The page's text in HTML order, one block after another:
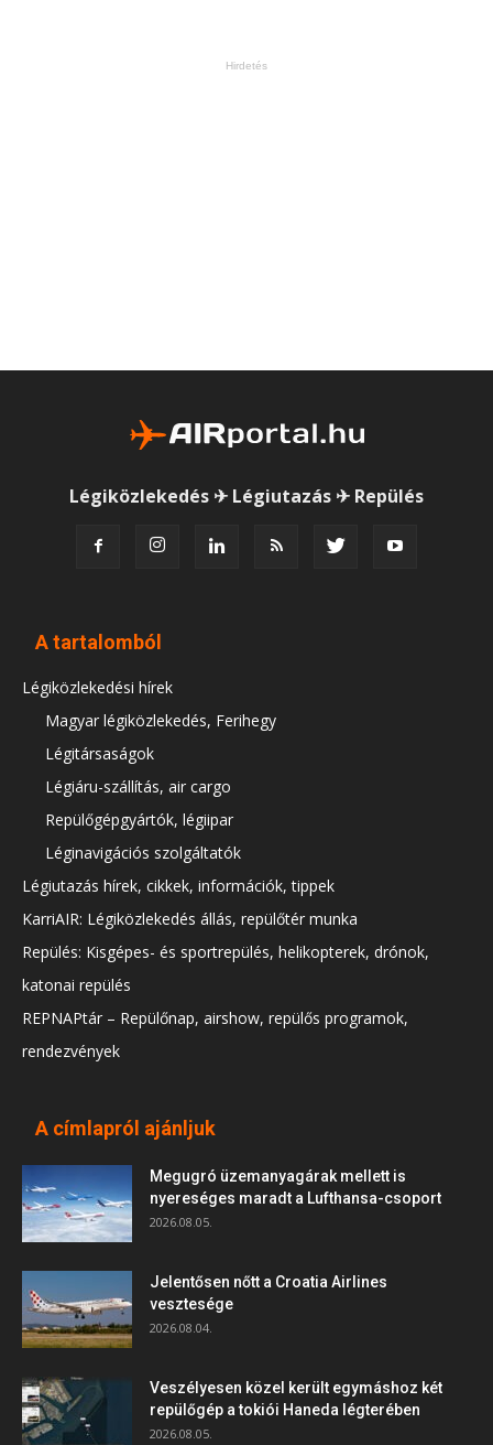
Hirdetés
Légiközlekedés ✈ Légiutazás ✈ Repülés
A tartalomból
Légiközlekedési hírek
Magyar légiközlekedés, Ferihegy
Légitársaságok
Légiáru-szállítás, air cargo
Repülőgépgyártók, légiipar
Léginavigációs szolgáltatók
Légiutazás hírek, cikkek, információk, tippek
KarriAIR: Légiközlekedés állás, repülőtér munka
Repülés: Kisgépes- és sportrepülés, helikopterek, drónok,
katonai repülés
REPNAPtár – Repülőnap, airshow, repülős programok,
rendezvények
A címlapról ajánljuk
Megugró üzemanyagárak mellett is
nyereséges maradt a Lufthansa-csoport
2026.08.05.
Jelentősen nőtt a Croatia Airlines
vesztesége
2026.08.04.
Veszélyesen közel került egymáshoz két
repülőgép a tokiói Haneda légterében
2026.08.05.